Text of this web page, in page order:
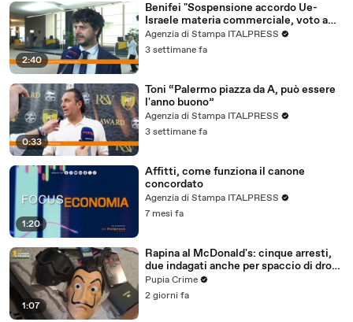
2:40
Benifei "Sospensione accordo Ue-
Israele materia commerciale, voto a
maggioranza"
Agenzia di Stampa ITALPRESS
3 settimane fa
0:33
Toni “Palermo piazza da A, può essere
l'anno buono”
Agenzia di Stampa ITALPRESS
3 settimane fa
1:20
Affitti, come funziona il canone
concordato
Agenzia di Stampa ITALPRESS
7 mesi fa
1:07
Rapina al McDonald's: cinque arresti,
due indagati anche per spaccio di droga
(03.08.26)
Pupia Crime
2 giorni fa